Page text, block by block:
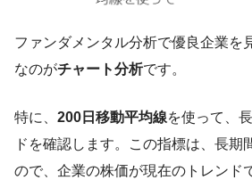
ファンダメンタル分析で優良企業を
なのがチャート分析です。
特に、 200日移動平均線を使って、
ドを確認します。この指標は、長期
ので、企業の株価が現在のトレンド